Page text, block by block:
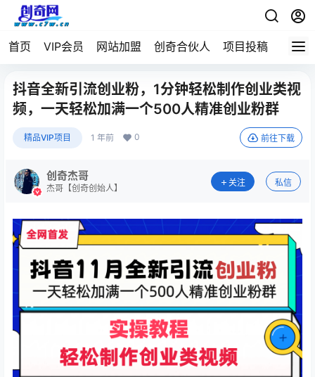
首页 VIP会员 网站加盟 创奇合伙人 项目投稿
抖音全新引流创业粉，1分钟轻松制作创业类视
频，一天轻松加满一个500人精准创业粉群
精品VIP项目 1 年前 0 前往下载
创奇杰哥
杰哥【创奇创始人】
关注 私信